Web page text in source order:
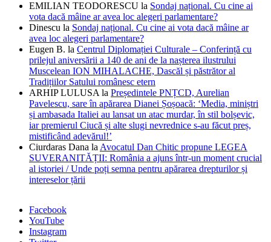
EMILIAN TEODORESCU la Sondaj național. Cu cine ai
vota dacă mâine ar avea loc alegeri parlamentare?
Dinescu la Sondaj național. Cu cine ai vota dacă mâine ar
avea loc alegeri parlamentare?
Eugen B. la Centrul Diplomației Culturale – Conferință cu
prilejul aniversării a 140 de ani de la nașterea ilustrului
Muscelean ION MIHALACHE, Dascăl și păstrător al
Tradițiilor Satului românesc etern
ARHIP LULUSA la Președintele PNȚCD, Aurelian
Pavelescu, sare în apărarea Dianei Șoșoacă: ‘Media, miniștri
și ambasada Italiei au lansat un atac murdar, în stil bolșevic,
iar premierul Ciucă și alte slugi nevrednice s-au făcut preș,
mistificând adevărul!’
Ciurdaras Dana la Avocatul Dan Chitic propune LEGEA
SUVERANITĂȚII: România a ajuns într-un moment crucial
al istoriei / Unde poți semna pentru apărarea drepturilor și
intereselor țării
Facebook
YouTube
Instagram